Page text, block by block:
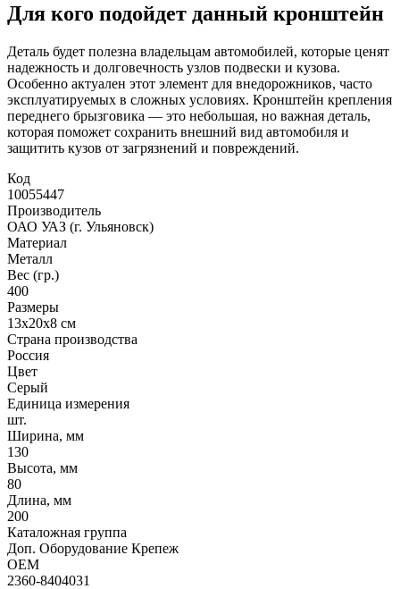
Для кого подойдет данный кронштейн
Деталь будет полезна владельцам автомобилей, которые ценят
надежность и долговечность узлов подвески и кузова.
Особенно актуален этот элемент для внедорожников, часто
эксплуатируемых в сложных условиях. Кронштейн крепления
переднего брызговика — это небольшая, но важная деталь,
которая поможет сохранить внешний вид автомобиля и
защитить кузов от загрязнений и повреждений.
Код
10055447
Производитель
ОАО УАЗ (г. Ульяновск)
Материал
Металл
Вес (гр.)
400
Размеры
13х20х8 см
Страна производства
Россия
Цвет
Серый
Единица измерения
шт.
Ширина, мм
130
Высота, мм
80
Длина, мм
200
Каталожная группа
Доп. Оборудование Крепеж
OEM
2360-8404031